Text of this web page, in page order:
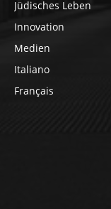
Jüdisches Leben
Innovation
Medien
Italiano
Français